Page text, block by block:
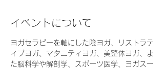
イベントについて
ヨガセラピーを軸にした陰ヨガ、リストラテ
ィブヨガ、マタニティヨガ、美整体ヨガ、ま
た脳科学や解剖学、スポーツ医学、ヨガスー